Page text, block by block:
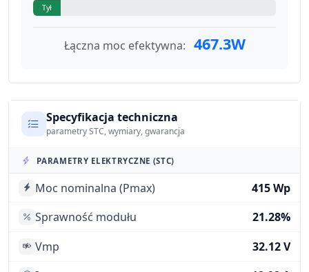
Tył
Łączna moc efektywna: 467.3W
Specyfikacja techniczna
parametry STC, wymiary, gwarancja
PARAMETRY ELEKTRYCZNE (STC)
Moc nominalna (Pmax)
415 Wp
Sprawność modułu
21.28%
Vmp
32.12 V